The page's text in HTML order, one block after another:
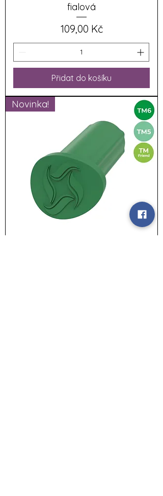
fialová
Cena
109,00 Kč
Přidat do košíku
Novinka!